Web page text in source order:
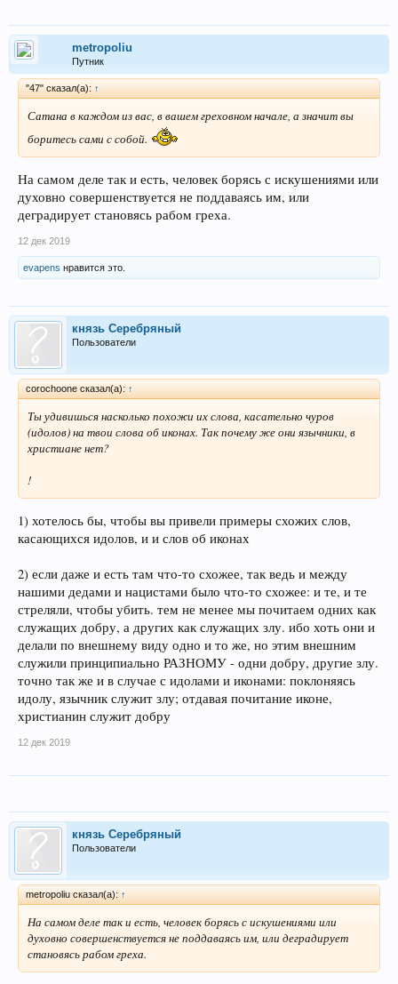
metropoliu
Путник
"47" сказал(а): ↑
Сатана в каждом из вас, в вашем греховном начале, а значит вы
боритесь сами с собой.
На самом деле так и есть, человек борясь с искушениями или
духовно совершенствуется не поддаваясь им, или
деградирует становясь рабом греха.
12 дек 2019
evapens нравится это.
князь Серебряный
Пользователи
corochoone сказал(а): ↑
Ты удивишься насколько похожи их слова, касательно чуров
(идолов) на твои слова об иконах. Так почему же они язычники, в
христиане нет?
!
1) хотелось бы, чтобы вы привели примеры схожих слов,
касающихся идолов, и и слов об иконах
2) если даже и есть там что-то схожее, так ведь и между
нашими дедами и нацистами было что-то схожее: и те, и те
стреляли, чтобы убить. тем не менее мы почитаем одних как
служащих добру, а других как служащих злу. ибо хоть они и
делали по внешнему виду одно и то же, но этим внешним
служили принципиально РАЗНОМУ - одни добру, другие злу.
точно так же и в случае с идолами и иконами: поклоняясь
идолу, язычник служит злу; отдавая почитание иконе,
христианин служит добру
12 дек 2019
князь Серебряный
Пользователи
metropoliu сказал(а): ↑
На самом деле так и есть, человек борясь с искушениями или
духовно совершенствуется не поддаваясь им, или деградирует
становясь рабом греха.